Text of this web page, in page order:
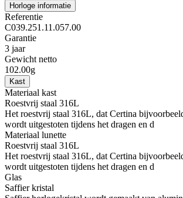
Horloge informatie
Referentie
C039.251.11.057.00
Garantie
3 jaar
Gewicht netto
102.00g
Kast
Materiaal kast
Roestvrij staal 316L
Het roestvrij staal 316L, dat Certina
wordt uitgestoten tijdens het dragen en d
Materiaal lunette
Roestvrij staal 316L
Het roestvrij staal 316L, dat Certina
wordt uitgestoten tijdens het dragen en d
Glas
Saffier kristal